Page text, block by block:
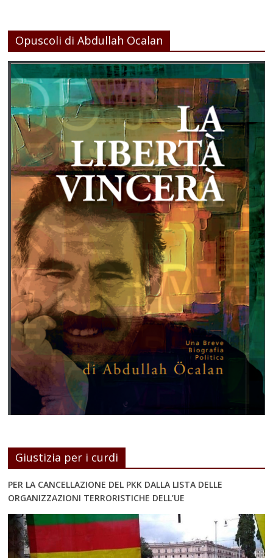
Opuscoli di Abdullah Ocalan
Giustizia per i curdi
PER LA CANCELLAZIONE DEL PKK DALLA LISTA DELLE
ORGANIZZAZIONI TERRORISTICHE DELL’UE